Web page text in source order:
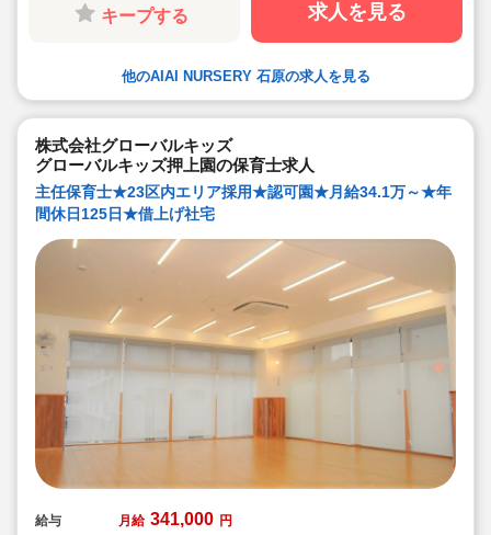
●子ども主体の温かみのある保育環境を大切にしていま
す。大型遊具や床暖房完備の快適な保育室など、充実し
別療育も行っています。療育へのキャリアチェンジも可
制度を用意しています。
●宿舎借り上げ制度利用可能です！※敷金・礼金等会社が
負担してくださいます
キープする 求人を見る
他のAIAI NURSERY 石原の求人を見る
株式会社グローバルキッズ
グローバルキッズ押上園の保育士求人
主任保育士★23区内エリア採用★認可園★月給34.1万～★年
間休日125日★借上げ社宅
給与 月給 341,000 円